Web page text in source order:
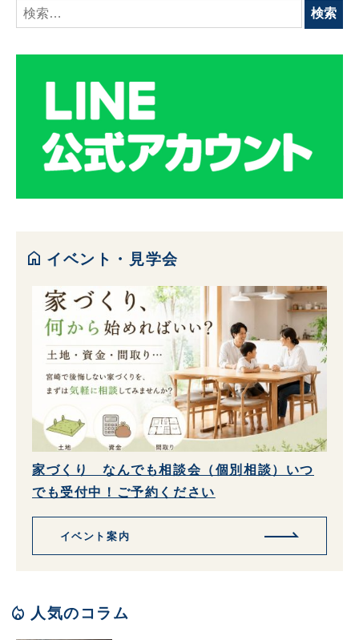
検
索:
home イベント・見学会
家づくり なんでも相談会（個別相談）いつ
でも受付中！ご予約ください
イベント案内
local_fire_department 人気のコラム